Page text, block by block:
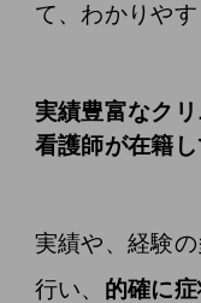
て、わかりや
実績豊富なク
看護師が在籍
実績や、経験
行い、 的確に